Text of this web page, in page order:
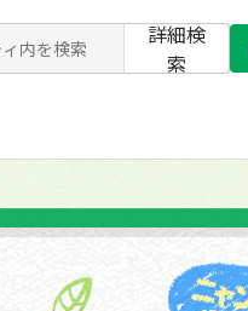
詳細検
索